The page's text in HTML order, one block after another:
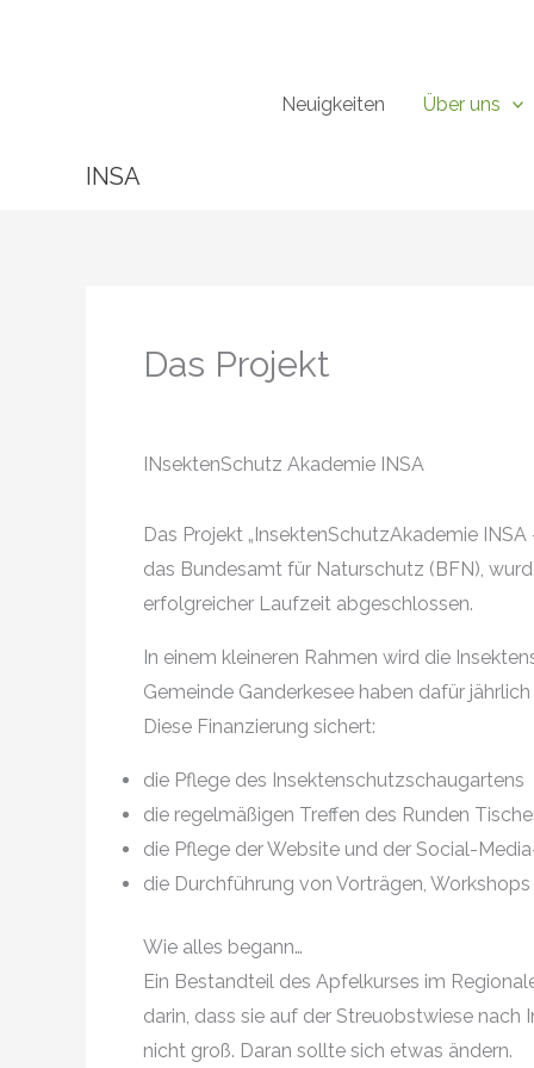
INSA
Neuigkeiten Über uns
Das Projekt
INsektenSchutz Akademie INSA
Das Projekt „InsektenSchutzAkademie
das Bundesamt für Naturschutz (BFN),
erfolgreicher Laufzeit abgeschlossen.
In einem kleineren Rahmen wird die
Gemeinde Ganderkesee haben dafür
Diese Finanzierung sichert:
die Pflege des Insektenschutzschaugartens
die regelmäßigen Treffen des Runden
die Pflege der Website und der Social-
die Durchführung von Vorträgen,
Wie alles begann…
Ein Bestandteil des Apfelkurses im
darin, dass sie auf der Streuobstwiese nach
nicht groß. Daran sollte sich etwas ändern.